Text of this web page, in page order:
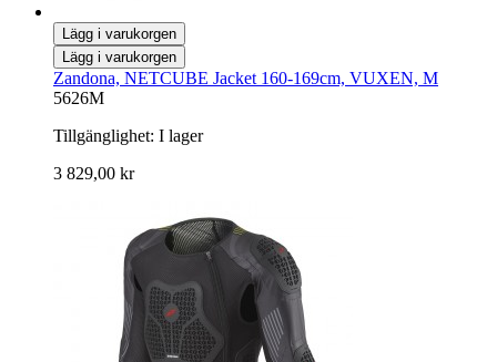
Lägg i varukorgen
Lägg i varukorgen
Zandona, NETCUBE Jacket 160-169cm, VUXEN, M
5626M
Tillgänglighet: I lager
3 829,00 kr